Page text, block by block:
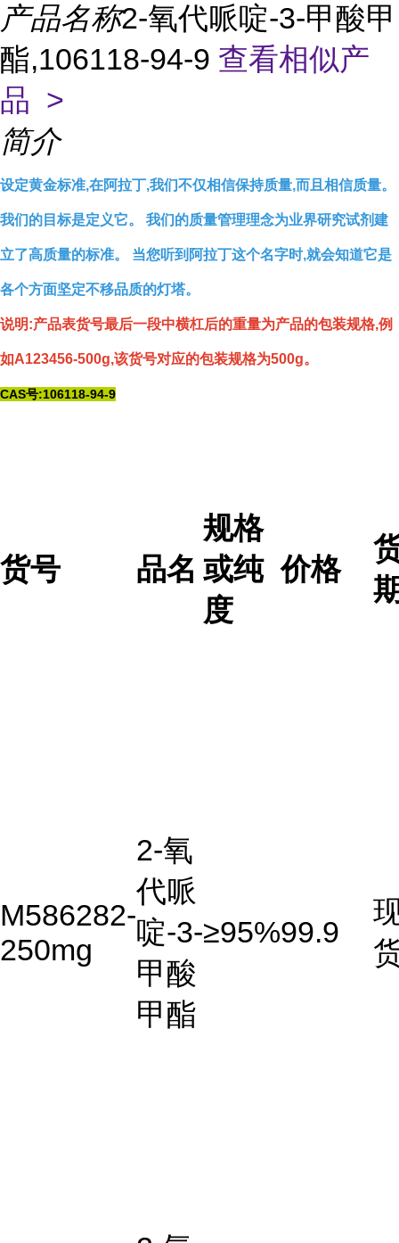
产品名称2-氧代哌啶-3-甲酸甲
酯,106118-94-9 查看相似产
品 >
简介
设定黄金标准,在阿拉丁,我们不仅相信保持质量,而且相信质量。
我们的目标是定义它。 我们的质量管理理念为业界研究试剂建
立了高质量的标准。 当您听到阿拉丁这个名字时,就会知道它是
各个方面坚定不移品质的灯塔。
说明:产品表货号最后一段中横杠后的重量为产品的包装规格,例
如A123456-500g,该货号对应的包装规格为500g。
CAS号:106118-94-9
货号 品名
规格
或纯
度
价格
M586282-
250mg
2-氧
代哌
啶-3-
甲酸
甲酯
≥95%99.9